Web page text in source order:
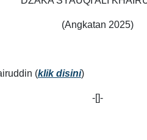
(Angkatan 2025)
(klik disini)
-[]-